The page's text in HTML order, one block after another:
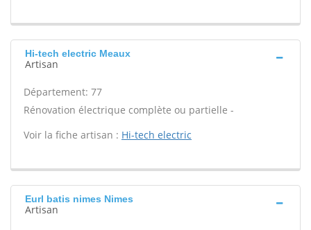
Hi-tech electric Meaux
Artisan
Département: 77
Rénovation électrique complète ou partielle -
Voir la fiche artisan : Hi-tech electric
Eurl batis nimes Nimes
Artisan